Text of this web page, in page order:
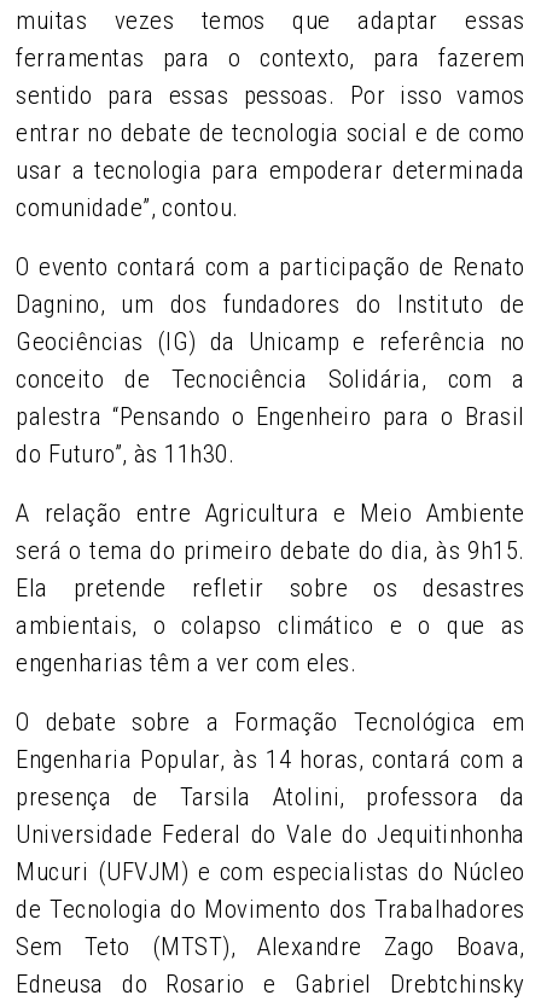
muitas vezes temos que adaptar essas
ferramentas para o contexto, para fazerem
sentido para essas pessoas. Por isso vamos
entrar no debate de tecnologia social e de como
usar a tecnologia para empoderar determinada
comunidade”, contou.
O evento contará com a participação de Renato
Dagnino, um dos fundadores do Instituto de
Geociências (IG) da Unicamp e referência no
conceito de Tecnociência Solidária, com a
palestra “Pensando o Engenheiro para o Brasil
do Futuro”, às 11h30.
A relação entre Agricultura e Meio Ambiente
será o tema do primeiro debate do dia, às 9h15.
Ela pretende refletir sobre os desastres
ambientais, o colapso climático e o que as
engenharias têm a ver com eles.
O debate sobre a Formação Tecnológica em
Engenharia Popular, às 14 horas, contará com a
presença de Tarsila Atolini, professora da
Universidade Federal do Vale do Jequitinhonha
Mucuri (UFVJM) e com especialistas do Núcleo
de Tecnologia do Movimento dos Trabalhadores
Sem Teto (MTST), Alexandre Zago Boava,
Edneusa do Rosario e Gabriel Drebtchinsky